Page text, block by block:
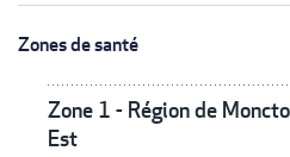
Zones de santé
Zone 1 - Région de
Est